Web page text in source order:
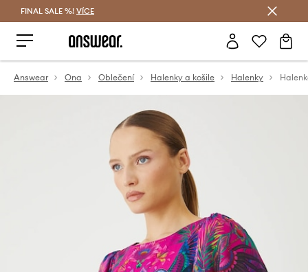
FINAL SALE %! VÍCE
Answear Ona Oblečení Halenky a košile Halenky